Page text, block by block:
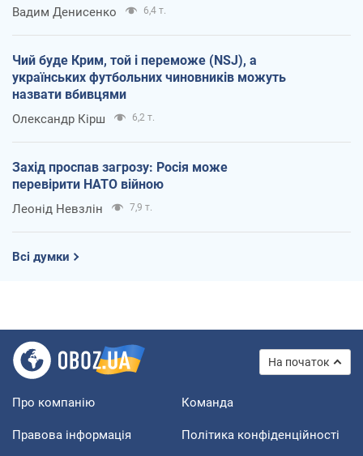
Вадим Денисенко 6,4 т.
Чий буде Крим, той і переможе (NSJ), а
українських футбольних чиновників можуть
назвати вбивцями
Олександр Кірш 6,2 т.
Захід проспав загрозу: Росія може
перевірити НАТО війною
Леонід Невзлін 7,9 т.
Всі думки
На початок
Про компанію Команда
Правова інформація Політика конфіденційності